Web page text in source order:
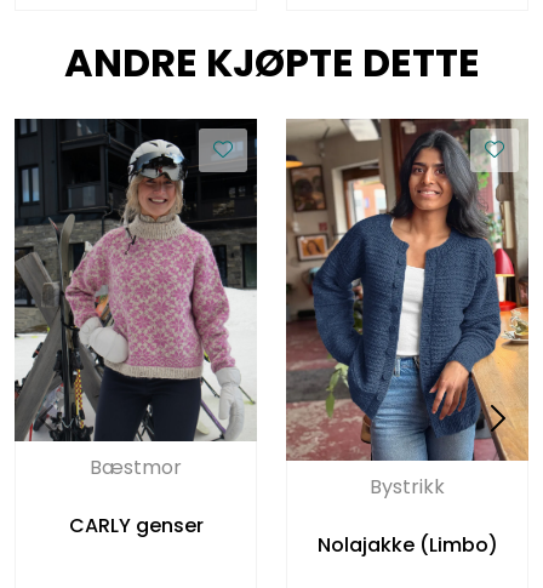
ANDRE KJØPTE DETTE
Bæstmor
CARLY genser
Bystrikk
Nolajakke (Limbo)